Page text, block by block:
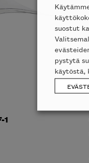
1
suostut
pystytä
käytöstä,